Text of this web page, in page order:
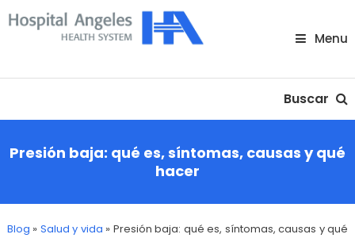
Skip
To
Menu
Buscar
Presión baja: qué es, síntomas, causas y qué
hacer
Blog » Salud y vida » Presión baja: qué es, síntomas, causas y qué